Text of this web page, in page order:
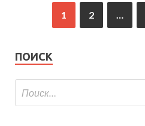
1 2 …
ПОИСК